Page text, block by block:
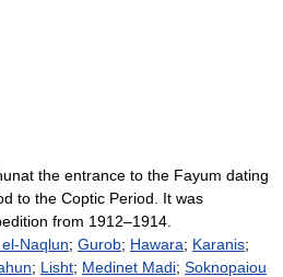
the entrance to the Fayum dating
to the Coptic Period. It was
from 1912–1914.
Naqlun; Gurob; Hawara; Karanis;
; Lisht; Medinet Madi; Soknopaiou